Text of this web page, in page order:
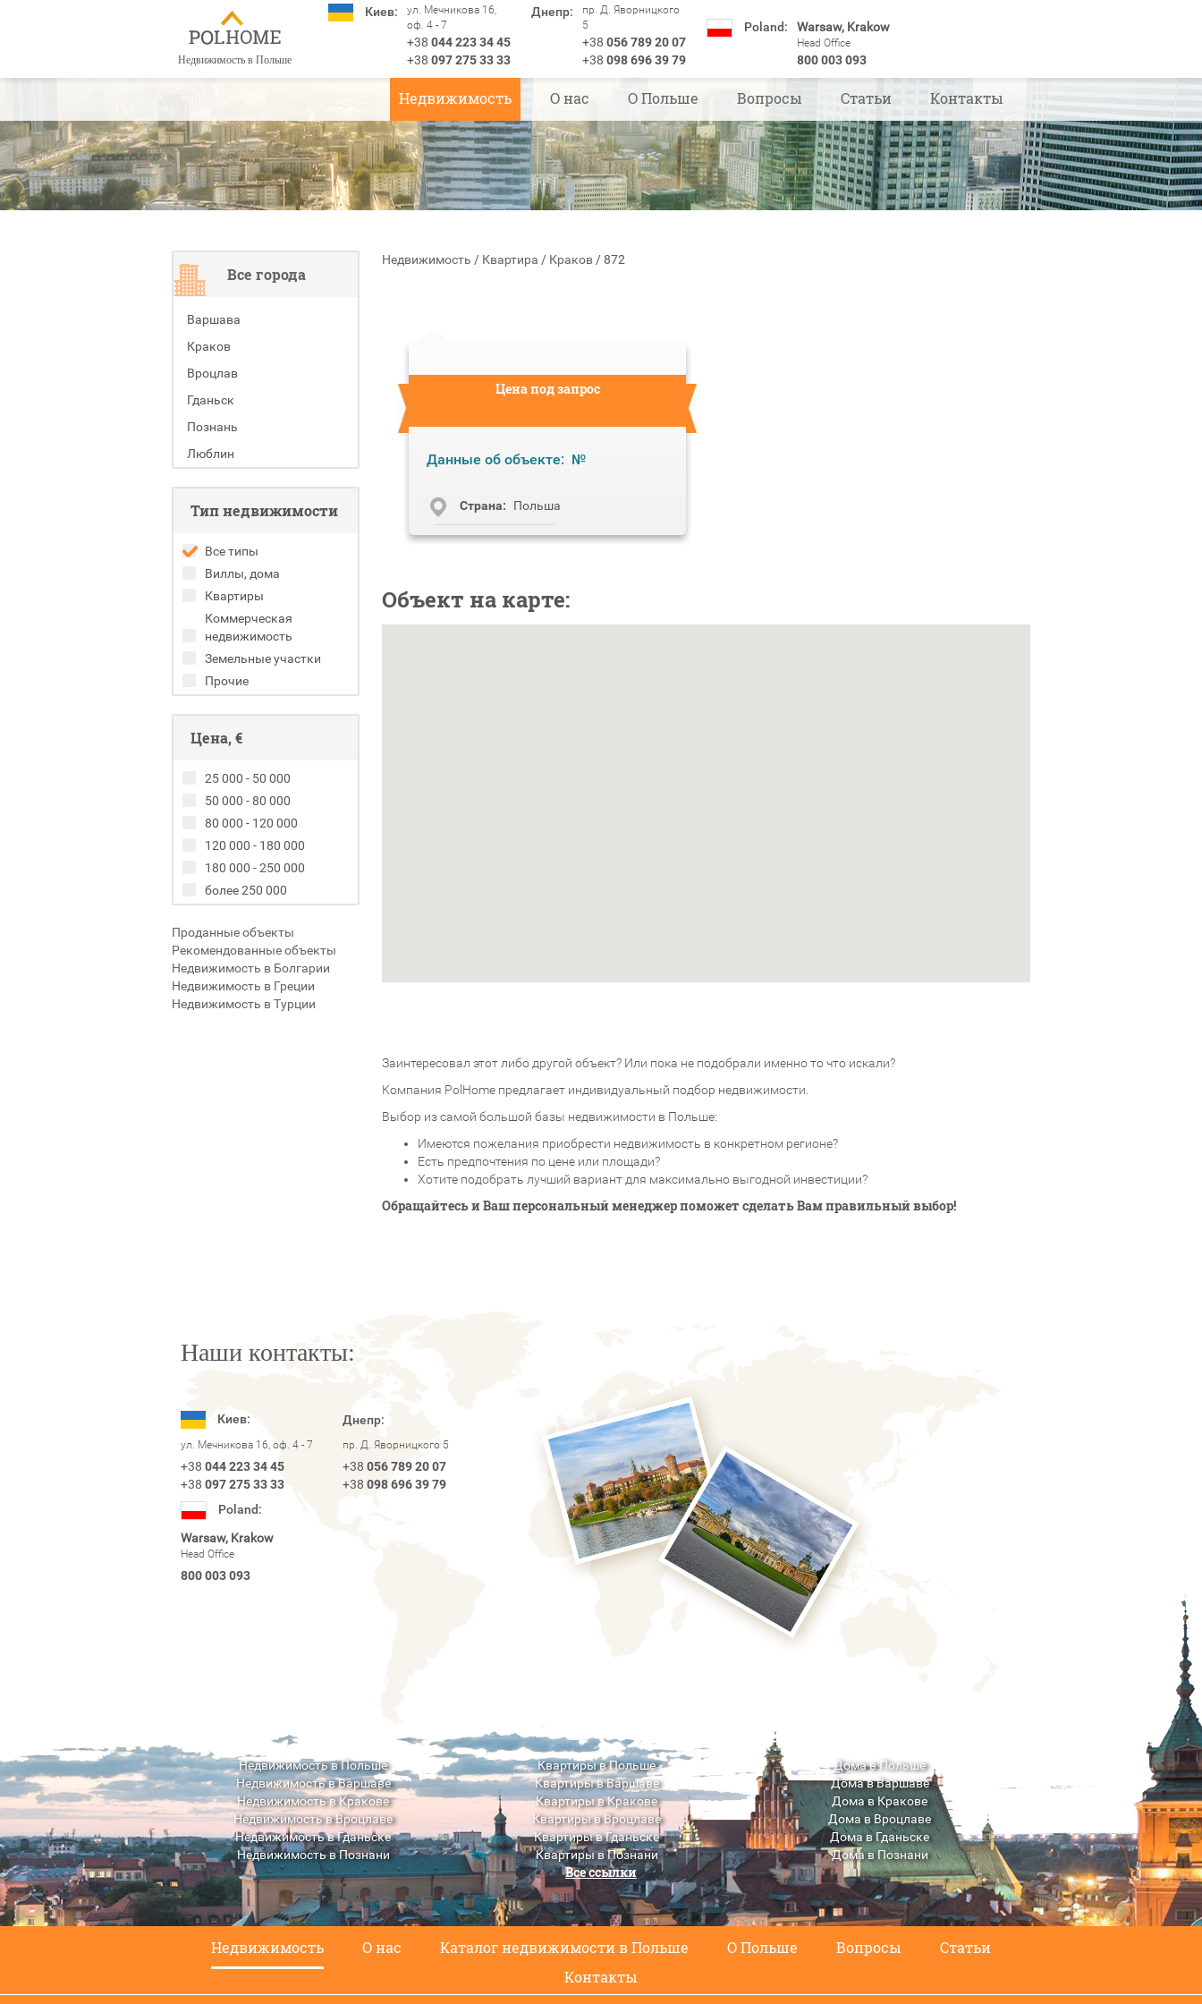
Недвижимость в Польше
Киев:
ул. Мечникова 16,
оф. 4 - 7
+38 044 223 34 45
+38 097 275 33 33
Днепр:
пр. Д. Яворницкого
5
+38 056 789 20 07
+38 098 696 39 79
Poland: Warsaw, Krakow
Head Office
800 003 093
Недвижимость О нас О Польше Вопросы Статьи Контакты
Все города
Варшава
Краков
Вроцлав
Гданьск
Познань
Люблин
Тип недвижимости
Все типы
Виллы, дома
Квартиры
Коммерческая
недвижимость
Земельные участки
Прочие
Цена, €
25 000 - 50 000
50 000 - 80 000
80 000 - 120 000
120 000 - 180 000
180 000 - 250 000
более 250 000
Проданные объекты
Рекомендованные объекты
Недвижимость в Болгарии
Недвижимость в Греции
Недвижимость в Турции
Недвижимость / Квартира / Краков /872
Цена под запрос
Данные об объекте: №
Cтрана: Польша
Объект на карте:
Заинтересовал этот либо другой объект? Или пока не подобрали именно то что искали?
Компания PolHome предлагает индивидуальный подбор недвижимости.
Выбор из самой большой базы недвижимости в Польше:
Имеются пожелания приобрести недвижимость в конкретном регионе?
Есть предпочтения по цене или площади?
Хотите подобрать лучший вариант для максимально выгодной инвестиции?
Обращайтесь и Ваш персональный менеджер поможет сделать Вам правильный выбор!
Наши контакты:
Киев:
ул. Мечникова 16, оф. 4 - 7
+38 044 223 34 45
+38 097 275 33 33
Днепр:
пр. Д. Яворницкого 5
+38 056 789 20 07
+38 098 696 39 79
Poland:
Warsaw, Krakow
Head Office
800 003 093
Недвижимость в Польше
Недвижимость в Варшаве
Недвижимость в Кракове
Недвижимость в Вроцлаве
Недвижимость в Гданьске
Недвижимость в Познани
Недвижимость в Люблине
Квартиры в Польше
Квартиры в Варшаве
Квартиры в Кракове
Квартиры в Вроцлаве
Квартиры в Гданьске
Квартиры в Познани
Квартиры в Люблине
Дома в Польше
Дома в Варшаве
Дома в Кракове
Дома в Вроцлаве
Дома в Гданьске
Дома в Познани
Дома в Люблине
Все ссылки
Недвижимость О нас Каталог недвижимости в Польше О Польше Вопросы
Статьи
Контакты